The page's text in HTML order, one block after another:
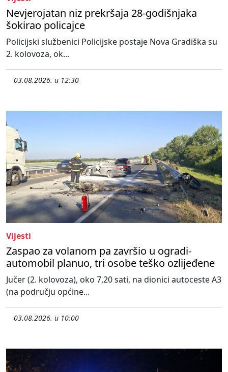
Nevjerojatan niz prekršaja 28-godišnjaka
šokirao policajce
Policijski službenici Policijske postaje Nova Gradiška su
2. kolovoza, ok...
03.08.2026. u 12:30
Vijesti
Zaspao za volanom pa završio u ogradi-
automobil planuo, tri osobe teško ozlijeđene
Jučer (2. kolovoza), oko 7,20 sati, na dionici autoceste A3
(na području općine...
03.08.2026. u 10:00